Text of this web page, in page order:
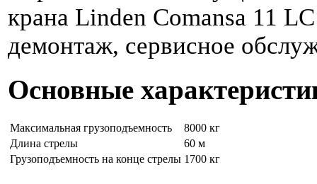
крана Linden Comansa 11
демонтаж, сервисное
Основные
Максимальная грузоподъемность
8000 кг
Длина стрелы
60 м
Грузоподъемность на конце стрелы 1700 кг